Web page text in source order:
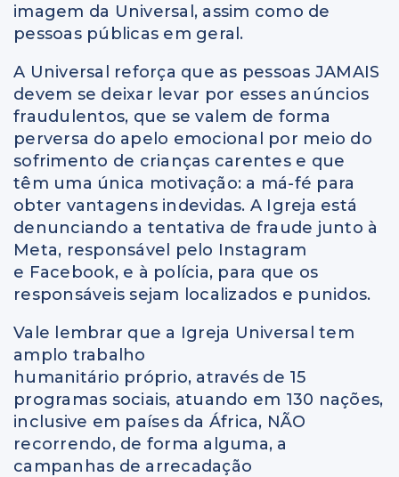
imagem da Universal, assim como de
pessoas públicas em geral.
A Universal reforça que as pessoas JAMAIS
devem se deixar levar por esses anúncios
fraudulentos, que se valem de forma
perversa do apelo emocional por meio do
sofrimento de crianças carentes e que
têm uma única motivação: a má-fé para
obter vantagens indevidas. A Igreja está
denunciando a tentativa de fraude junto à
Meta, responsável pelo Instagram
e Facebook, e à polícia, para que os
responsáveis sejam localizados e punidos.
Vale lembrar que a Igreja Universal tem
amplo trabalho
humanitário próprio, através de 15
programas sociais, atuando em 130 nações,
inclusive em países da África, NÃO
recorrendo, de forma alguma, a
campanhas de arrecadação